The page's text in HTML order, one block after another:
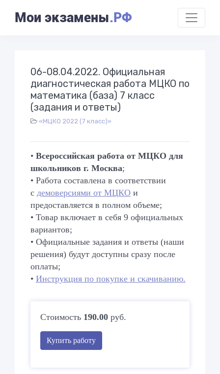
Мои экзамены.РФ
06-08.04.2022. Официальная
диагностическая работа МЦКО по
математика (база) 7 класс
(задания и ответы)
«МЦКО 2022 (7 класс)»
• Всероссийская работа от МЦКО для
школьников г. Москва;
• Работа составлена в соответствии
с демоверсиями от МЦКО и
предоставляется в полном объеме;
• Товар включает в себя 9 официальных
вариантов;
• Официальные задания и ответы (наши
решения) будут доступны сразу после
оплаты;
• Инструкция по покупке и скачиванию.
Стоимость 190.00 руб.
Купить работу